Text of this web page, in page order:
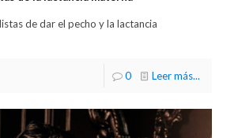
de dar el pecho y la lactancia
0 Leer más...